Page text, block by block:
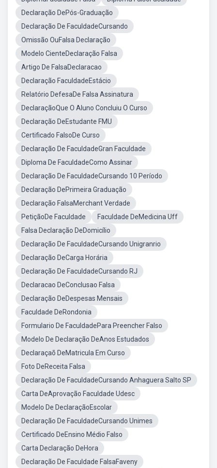
Declaração DePós-Graduação
Declaração De FaculdadeCursando
Omissão OuFalsa Declaração
Modelo CienteDeclaração Falsa
Artigo De FalsaDeclaracao
Declaração FaculdadeEstácio
Relatório DefesaDe Falsa Assinatura
DeclaraçãoQue O Aluno Concluiu O Curso
Declaração DeEstudante FMU
Certificado FalsoDe Curso
Declaração De FaculdadeGran Faculdade
Diploma De FaculdadeComo Assinar
Declaração De FaculdadeCursando 10 Período
Declaração DePrimeira Graduação
Declaração FalsaMerchant Verdade
PetiçãoDe Faculdade
Faculdade DeMedicina Uff
Falsa Declaração DeDomicílio
Declaração De FaculdadeCursando Unigranrio
Declaração DeCarga Horária
Declaração De FaculdadeCursando RJ
Declaracao DeConclusao Falsa
Declaração DeDespesas Mensais
Faculdade DeRondonia
Formulario De FaculdadePara Preencher Falso
Modelo De Declaração DeAnos Estudados
Declaraçaõ DeMatricula Em Curso
Foto DeReceita Falsa
Declaração De FaculdadeCursando Anhaguera Salto SP
Carta DeAprovação Faculdade Udesc
Modelo De DeclaraçãoEscolar
Declaração De FaculdadeCursando Unimes
Certificado DeEnsino Médio Falso
Carta Declaração DeHora
Declaração De Faculdade FalsaFaveny